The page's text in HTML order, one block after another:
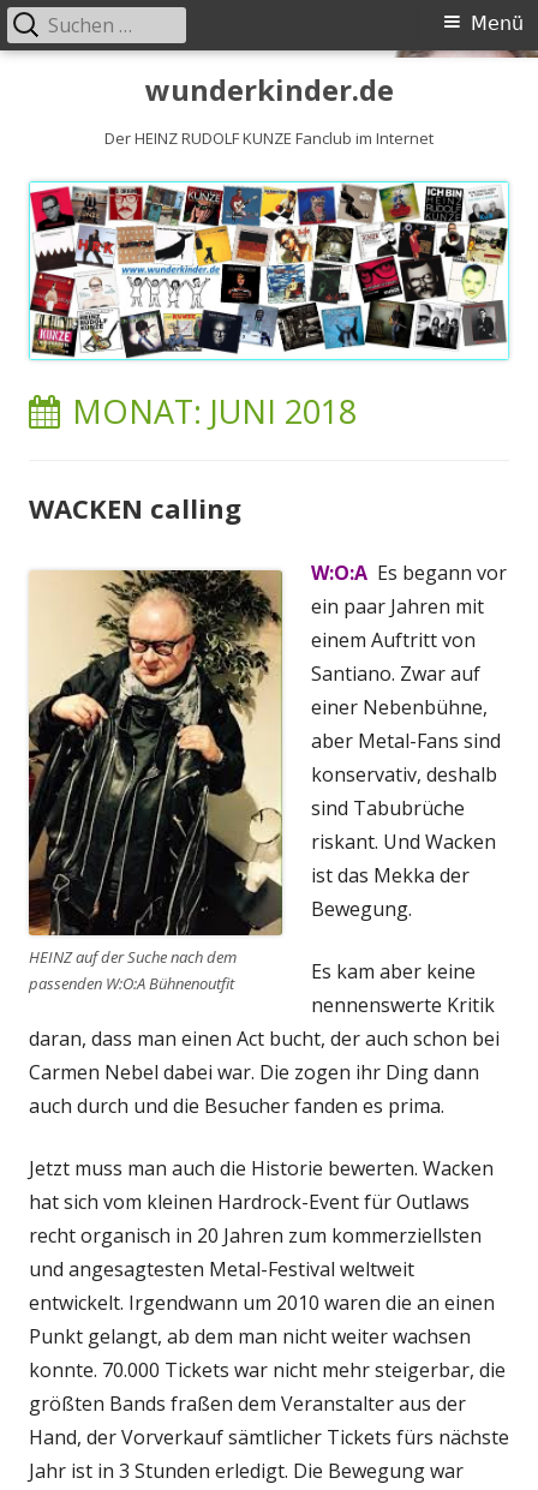
wunderkinder.de
Der HEINZ RUDOLF KUNZE Fanclub im Internet
Primäres
Menü
Suchen
nach:
MONAT: JUNI 2018
WACKEN calling
HEINZ auf der Suche nach dem
passenden W:O:A Bühnenoutfit
W:O:A Es begann vor
ein paar Jahren mit
einem Auftritt von
Santiano. Zwar auf
einer Nebenbühne,
aber Metal-Fans sind
konservativ, deshalb
sind Tabubrüche
riskant. Und Wacken
ist das Mekka der
Bewegung.
Es kam aber keine
nennenswerte Kritik
daran, dass man einen Act bucht, der auch schon bei
Carmen Nebel dabei war. Die zogen ihr Ding dann
auch durch und die Besucher fanden es prima.
Jetzt muss man auch die Historie bewerten. Wacken
hat sich vom kleinen Hardrock-Event für Outlaws
recht organisch in 20 Jahren zum kommerziellsten
und angesagtesten Metal-Festival weltweit
entwickelt. Irgendwann um 2010 waren die an einen
Punkt gelangt, ab dem man nicht weiter wachsen
konnte. 70.000 Tickets war nicht mehr steigerbar, die
größten Bands fraßen dem Veranstalter aus der
Hand, der Vorverkauf sämtlicher Tickets fürs nächste
Jahr ist in 3 Stunden erledigt. Die Bewegung war